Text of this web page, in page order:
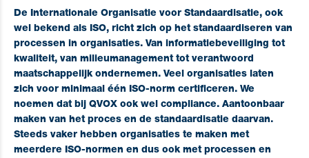
De Internationale Organisatie voor Standaardisatie, ook
wel bekend als ISO, richt zich op het standaardiseren van
processen in organisaties. Van informatiebeveiliging tot
kwaliteit, van milieumanagement tot verantwoord
maatschappelijk ondernemen. Veel organisaties laten
zich voor minimaal één ISO-norm certificeren. We
noemen dat bij QVOX ook wel compliance. Aantoonbaar
maken van het proces en de standaardisatie daarvan.
Steeds vaker hebben organisaties te maken met
meerdere ISO-normen en dus ook met processen en